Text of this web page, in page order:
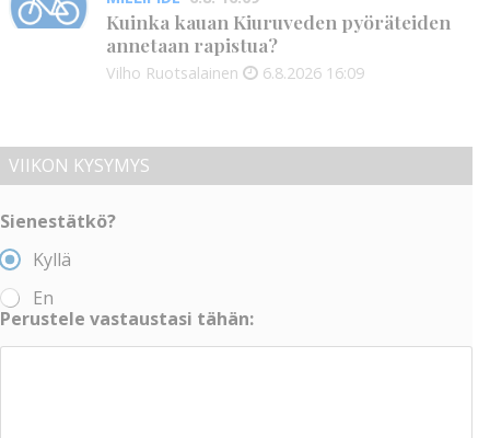
Kuinka kauan Kiuruveden pyöräteiden
annetaan rapistua?
Vilho Ruotsalainen 6.8.2026 16:09
VIIKON KYSYMYS
Sienestätkö?
Kyllä
En
Perustele vastaustasi tähän: